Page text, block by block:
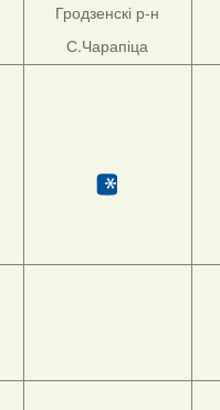
Гродзенскі р-н
С.Чарапіца